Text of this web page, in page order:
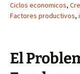
Ciclos economicos,
Factores productivos,
El